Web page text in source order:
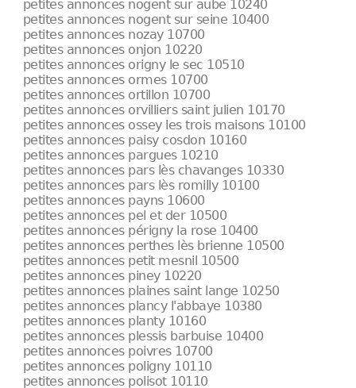
petites annonces nogent sur aube 10240
petites annonces nogent sur seine 10400
petites annonces nozay 10700
petites annonces onjon 10220
petites annonces origny le sec 10510
petites annonces ormes 10700
petites annonces ortillon 10700
petites annonces orvilliers saint julien 10170
petites annonces ossey les trois maisons 10100
petites annonces paisy cosdon 10160
petites annonces pargues 10210
petites annonces pars lès chavanges 10330
petites annonces pars lès romilly 10100
petites annonces payns 10600
petites annonces pel et der 10500
petites annonces périgny la rose 10400
petites annonces perthes lès brienne 10500
petites annonces petit mesnil 10500
petites annonces piney 10220
petites annonces plaines saint lange 10250
petites annonces plancy l'abbaye 10380
petites annonces planty 10160
petites annonces plessis barbuise 10400
petites annonces poivres 10700
petites annonces poligny 10110
petites annonces polisot 10110